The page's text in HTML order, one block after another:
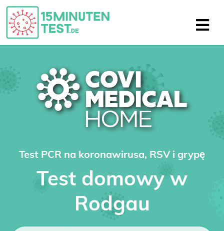
Test PCR na koronawirusa, RSV i grypę
Test domowy w
Rodgau